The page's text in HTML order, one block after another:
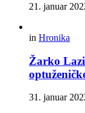
21. januar
in Hronika
Žarko
31. januar